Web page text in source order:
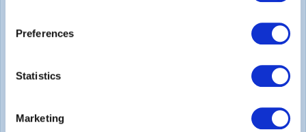
Preferences
Statistics
Marketing
Declaração de Privacidade